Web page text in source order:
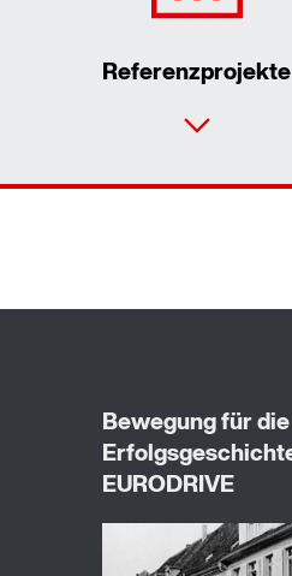
Referenzprojekte
Standort Deutschland